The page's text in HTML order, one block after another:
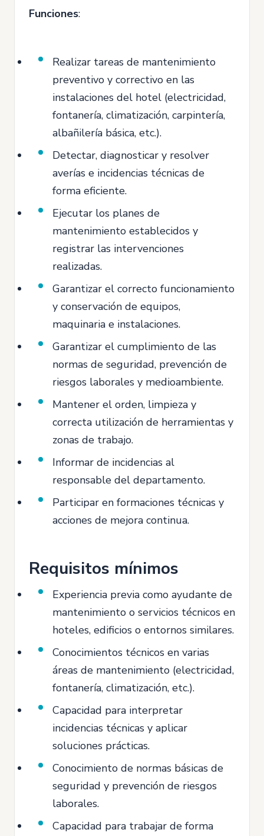
Funciones:
Realizar tareas de mantenimiento
preventivo y correctivo en las
instalaciones del hotel (electricidad,
fontanería, climatización, carpintería,
albañilería básica, etc.).
Detectar, diagnosticar y resolver
averías e incidencias técnicas de
forma eficiente.
Ejecutar los planes de
mantenimiento establecidos y
registrar las intervenciones
realizadas.
Garantizar el correcto funcionamiento
y conservación de equipos,
maquinaria e instalaciones.
Garantizar el cumplimiento de las
normas de seguridad, prevención de
riesgos laborales y medioambiente.
Mantener el orden, limpieza y
correcta utilización de herramientas y
zonas de trabajo.
Informar de incidencias al
responsable del departamento.
Participar en formaciones técnicas y
acciones de mejora continua.
Requisitos mínimos
Experiencia previa como ayudante de
mantenimiento o servicios técnicos en
hoteles, edificios o entornos similares.
Conocimientos técnicos en varias
áreas de mantenimiento (electricidad,
fontanería, climatización, etc.).
Capacidad para interpretar
incidencias técnicas y aplicar
soluciones prácticas.
Conocimiento de normas básicas de
seguridad y prevención de riesgos
laborales.
Capacidad para trabajar de forma